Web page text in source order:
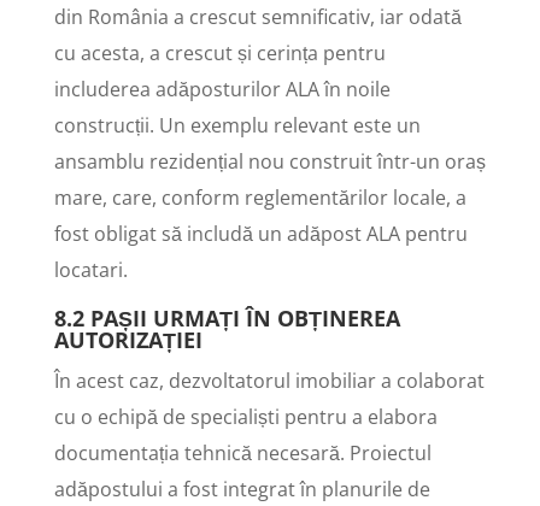
din România a crescut semnificativ, iar odată
cu acesta, a crescut și cerința pentru
includerea adăposturilor ALA în noile
construcții. Un exemplu relevant este un
ansamblu rezidențial nou construit într-un oraș
mare, care, conform reglementărilor locale, a
fost obligat să includă un adăpost ALA pentru
locatari.
8.2 PAȘII URMAȚI ÎN OBȚINEREA
AUTORIZAȚIEI
În acest caz, dezvoltatorul imobiliar a colaborat
cu o echipă de specialiști pentru a elabora
documentația tehnică necesară. Proiectul
adăpostului a fost integrat în planurile de